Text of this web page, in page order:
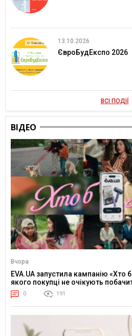
13.10.2026
ЄвроБудЕкспо 2026
ВСІ ПОДІЇ
ВІДЕО
Вчора
EVA.UA запустила кампанію «Хто
якого покупці не очікують
0 191